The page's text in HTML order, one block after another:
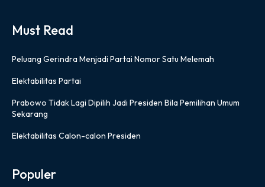
Must Read
Peluang Gerindra Menjadi Partai Nomor Satu Melemah
Elektabilitas Partai
Prabowo Tidak Lagi Dipilih Jadi Presiden Bila Pemilihan Umum
Sekarang
Elektabilitas Calon-calon Presiden
Populer